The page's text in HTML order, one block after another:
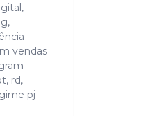
vendas
-
rd,
pj -